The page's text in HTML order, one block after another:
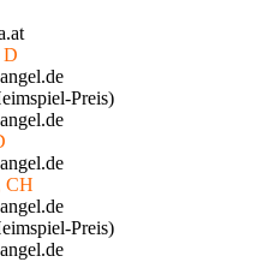
Preis)
CH
Preis)